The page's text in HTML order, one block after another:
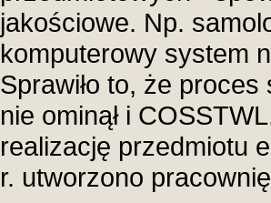
jakościowe. Np.
komputerowy system
Sprawiło to, że
nie ominął i
realizację przedmiotu
r. utworzono